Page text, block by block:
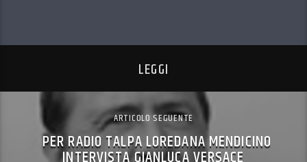
LEGGI
ARTICOLO SEGUENTE
PER RADIO TALPA LOREDANA MENDICINO